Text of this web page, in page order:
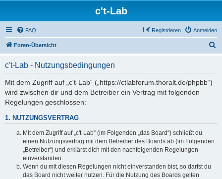
c't-Lab
FAQ Anmelden
Registrieren
Foren-Übersicht
c't-Lab - Nutzungsbedingungen
Mit dem Zugriff auf „c't-Lab“ („https://ctlabforum.thoralt.de/phpbb“)
wird zwischen dir und dem Betreiber ein Vertrag mit folgenden
Regelungen geschlossen:
1. NUTZUNGSVERTRAG
Mit dem Zugriff auf „c't-Lab“ (im Folgenden „das Board“) schließt du
einen Nutzungsvertrag mit dem Betreiber des Boards ab (im Folgenden
„Betreiber“) und erklärst dich mit den nachfolgenden Regelungen
einverstanden.
Wenn du mit diesen Regelungen nicht einverstanden bist, so darfst du
das Board nicht weiter nutzen. Für die Nutzung des Boards gelten